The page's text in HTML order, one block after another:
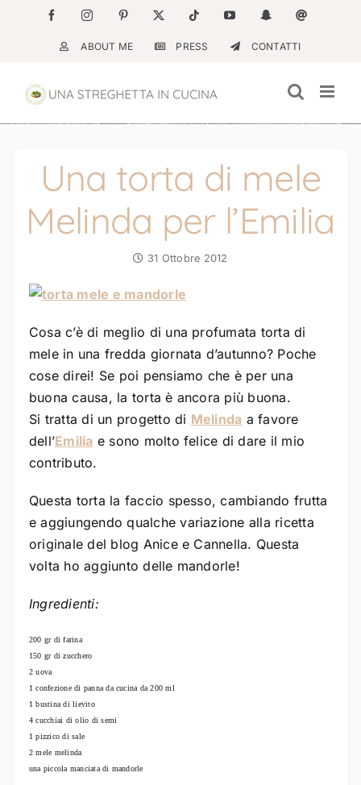
contenuto
FacebookInstagramPinterest Tiktok YouTubeSnapchatEmail
ABOUT ME PRESS CONTATTI
Una torta di mele
Melinda per l’Emilia
31 Ottobre 2012
Cosa c’è di meglio di una profumata torta di
mele in una fredda giornata d’autunno? Poche
cose direi! Se poi pensiamo che è per una
buona causa, la torta è ancora più buona.
Si tratta di un progetto di Melinda a favore
dell’Emilia e sono molto felice di dare il mio
contributo.
Questa torta la faccio spesso, cambiando frutta
e aggiungendo qualche variazione alla ricetta
originale del blog Anice e Cannella. Questa
volta ho aggiunto delle mandorle!
Ingredienti:
200 gr di farina
150 gr di zucchero
2 uova
1 confezione di panna da cucina da 200 ml
1 bustina di lievito
4 cucchiai di olio di semi
1 pizzico di sale
2 mele melinda
una piccola manciata di mandorle